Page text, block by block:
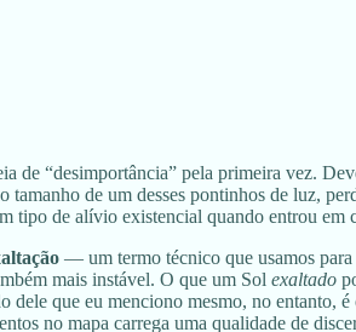
de “desimportância” pela primeira vez.
de um desses pontinhos de luz,
tipo de alívio existencial quando entrou em
— um termo técnico que usamos para
mais instável. O que um Sol exaltado
dele que eu menciono mesmo, no entanto, é
no mapa carrega uma qualidade de